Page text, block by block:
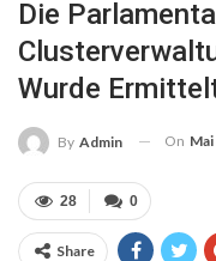
Die
Wurde
By Admin On
0
28
Share